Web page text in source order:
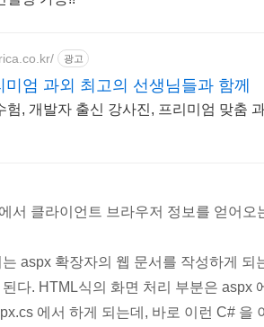
광고
미엄 과외 최고의 선생님들과 함께
험, 개발자 출신 강사진, 프리미엄 맞춤
서 클라이언트 브라우저 정보를 얻어오
는 aspx 확장자의 웹 문서를 작성하게
다. HTML식의 화면 처리 부분은 aspx
에서 하게 되는데, 바로 이런 C# 을